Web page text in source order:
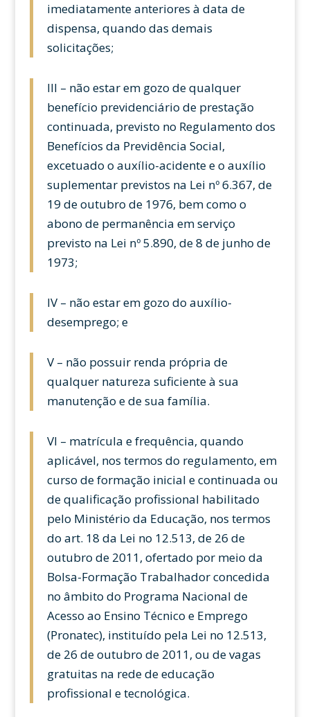
imediatamente anteriores à data de
dispensa, quando das demais
solicitações;
III – não estar em gozo de qualquer
benefício previdenciário de prestação
continuada, previsto no Regulamento dos
Benefícios da Previdência Social,
excetuado o auxílio-acidente e o auxílio
suplementar previstos na Lei nº 6.367, de
19 de outubro de 1976, bem como o
abono de permanência em serviço
previsto na Lei nº 5.890, de 8 de junho de
1973;
IV – não estar em gozo do auxílio-
desemprego; e
V – não possuir renda própria de
qualquer natureza suficiente à sua
manutenção e de sua família.
VI – matrícula e frequência, quando
aplicável, nos termos do regulamento, em
curso de formação inicial e continuada ou
de qualificação profissional habilitado
pelo Ministério da Educação, nos termos
do art. 18 da Lei no 12.513, de 26 de
outubro de 2011, ofertado por meio da
Bolsa-Formação Trabalhador concedida
no âmbito do Programa Nacional de
Acesso ao Ensino Técnico e Emprego
(Pronatec), instituído pela Lei no 12.513,
de 26 de outubro de 2011, ou de vagas
gratuitas na rede de educação
profissional e tecnológica.